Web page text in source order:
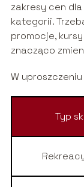
zakresy cen
kategorii.
promocje,
znacząco
W
Typ